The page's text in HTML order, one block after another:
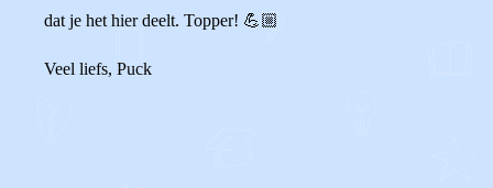
dat je het hier deelt. Topper! 💪🏼
Veel liefs, Puck